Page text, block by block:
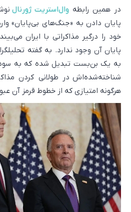
در همین رابطه وال‌استریت ژورنال
پایان دادن به «جنگ‌های بی‌پایان»
خود را درگیر مذاکراتی با ایران
پایان آن وجود ندارد. به گفته
به یک بن‌بست تبدیل شده که به سود
شناخته‌شده‌اش در طولانی کردن
هرگونه امتیازی که از خطوط قرمز آن